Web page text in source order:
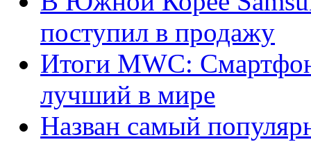
поступил в продажу
Итоги MWC:
лучший в мире
Назван самый